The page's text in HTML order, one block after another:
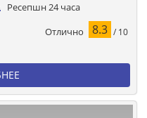
Ресепшн 24 часа
Отлично 8.3 / 10